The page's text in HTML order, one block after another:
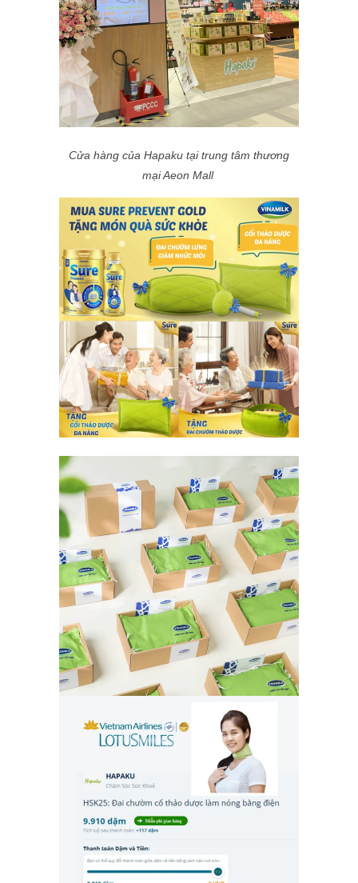
Cửa hàng của Hapaku tại trung tâm thương
mại Aeon Mall